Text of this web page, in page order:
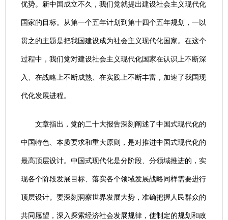
优势。新中国成立不久，我们党就提出建设社会主义现代化
国家的目标。从第一个五年计划到第十四个五年规划，一以
贯之的主题是把我国建设成为社会主义现代化国家。在这个
过程中，我们党对建设社会主义现代化国家在认识上不断深
入、在战略上不断成熟、在实践上不断丰富，加速了我国现
代化发展进程。
文章指出，党的二十大报告深刻阐述了中国式现代化的
中国特色、本质要求和重大原则，是对推进中国式现代化的
最高顶层设计。中国式现代化是分阶段、分领域推进的，实
现各个阶段发展目标、落实各个领域发展战略同样需要进行
顶层设计。要深刻洞察世界发展大势，准确把握人民群众的
共同愿望，深入探索经济社会发展规律，使制定的规划和政